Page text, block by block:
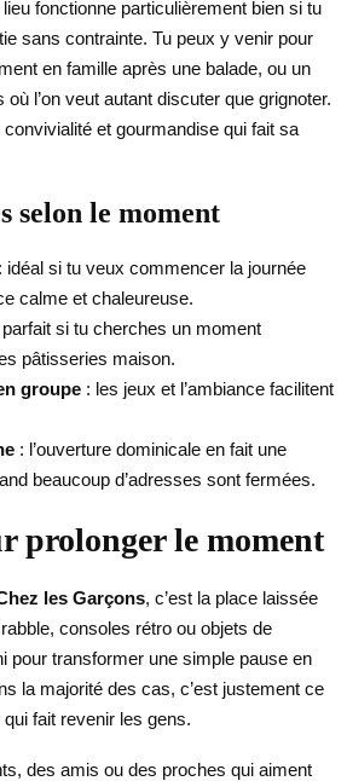
fonctionne particulièrement bien si tu
sans contrainte. Tu peux y venir pour
en famille après une balade, ou un
l’on veut autant discuter que grignoter.
convivialité et gourmandise qui fait sa
selon le moment
: idéal si tu veux commencer la journée
calme et chaleureuse.
parfait si tu cherches un moment
pâtisseries maison.
groupe : les jeux et l’ambiance facilitent
: l’ouverture dominicale en fait une
beaucoup d’adresses sont fermées.
prolonger le moment
les Garçons, c’est la place laissée
consoles rétro ou objets de
pour transformer une simple pause en
la majorité des cas, c’est justement ce
qui fait revenir les gens.
des amis ou des proches qui aiment